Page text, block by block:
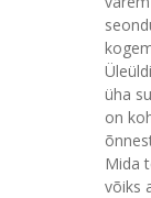
üha
on
Mida
võiks